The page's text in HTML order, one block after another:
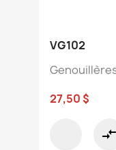
VG102
27,50 $
compare_arrows